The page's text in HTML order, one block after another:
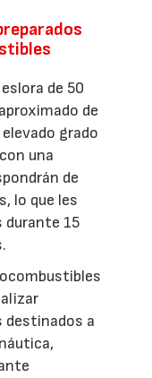
de 50
de
grado
una
de
lo que les
durante 15
a